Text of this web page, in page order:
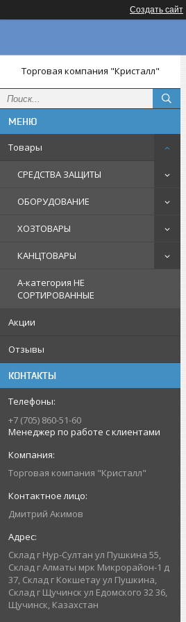
Создать сайт
Торговая компания "Кристалл"
Товары
СРЕДСТВА ЗАЩИТЫ
ОБОРУДОВАНИЕ
ХОЗТОВАРЫ
КАНЦТОВАРЫ
A-категория НЕ
СОРТИРОВАННЫЕ
Акции
Отзывы
КОНТАКТЫ
+7 (705) 860-51-60
Менеджер по работе с клиентами
Торговая компания "Кристалл"
Дмитрий Акимов
Склад г Нур-Султан ул Пушкина 55,
Склад г Алматы мрк Микрорайон-1 д
37, Склад г Кокшетау ул Пушкина,
Склад г Щучинск ул Едомского 32 36,
Щучинск, Казахстан